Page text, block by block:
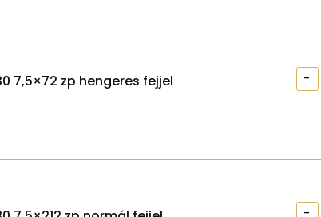
7,5×72 zp hengeres fejjel -